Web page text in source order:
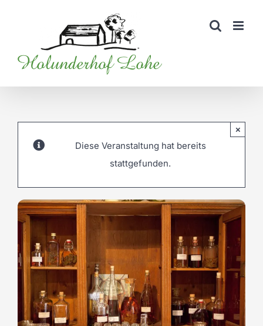
Diese Veranstaltung hat bereits
stattgefunden.
×